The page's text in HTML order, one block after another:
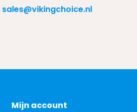
sales@vikingchoice.nl
Mijn account